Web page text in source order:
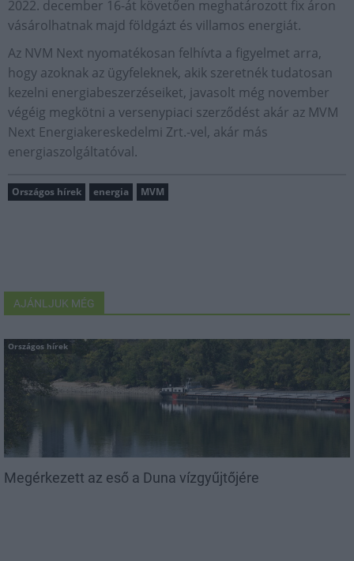
2022. december 16-át követően meghatározott fix áron
vásárolhatnak majd földgázt és villamos energiát.
Az NVM Next nyomatékosan felhívta a figyelmet arra,
hogy azoknak az ügyfeleknek, akik szeretnék tudatosan
kezelni energiabeszerzéseiket, javasolt még november
végéig megkötni a versenypiaci szerződést akár az MVM
Next Energiakereskedelmi Zrt.-vel, akár más
energiaszolgáltatóval.
Országos hírek energia MVM
AJÁNLJUK MÉG
Országos hírek
Megérkezett az eső a Duna vízgyűjtőjére